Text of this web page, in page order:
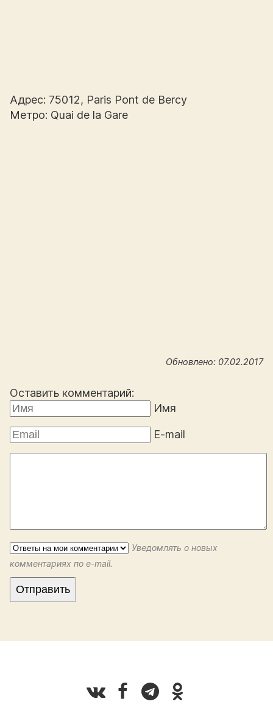
Адрес: 75012, Paris Pont de Bercy
Метро: Quai de la Gare
Обновлено: 07.02.2017
Оставить комментарий:
Имя
E-mail
Уведомлять о новых
комментариях по e-mail.